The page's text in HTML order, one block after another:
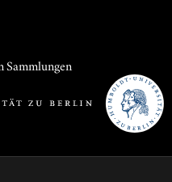
Sammlungen